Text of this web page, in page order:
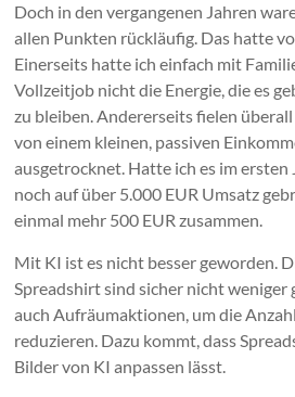
Doch in den vergangenen Jahren
allen Punkten rückläufig. Das hatte
Einerseits hatte ich einfach mit
Vollzeitjob nicht die Energie, die es
zu bleiben. Andererseits fielen
von einem kleinen, passiven
ausgetrocknet. Hatte ich es im ersten
noch auf über 5.000 EUR Umsatz
einmal mehr 500 EUR zusammen.
Mit KI ist es nicht besser geworden.
Spreadshirt sind sicher nicht weniger
auch Aufräumaktionen, um die
reduzieren. Dazu kommt, dass
Bilder von KI anpassen lässt.